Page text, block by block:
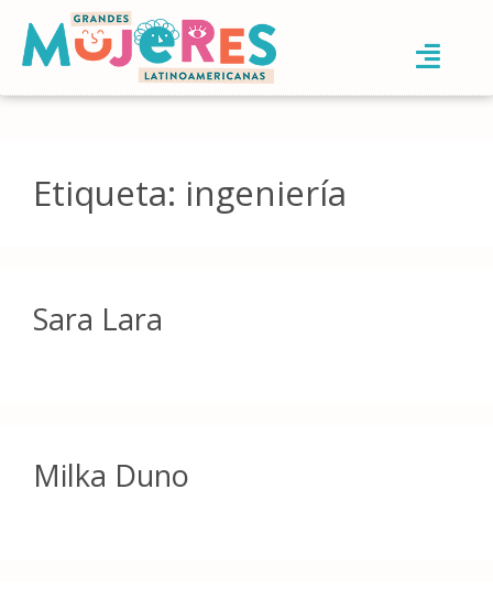
Etiqueta: ingeniería
Sara Lara
Milka Duno